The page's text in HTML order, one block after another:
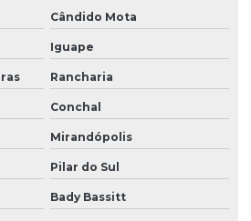
acesso
portarias
Cândido Mota
Iguape
Rancharia
Conchal
Mirandópolis
Pilar do Sul
Bady Bassitt